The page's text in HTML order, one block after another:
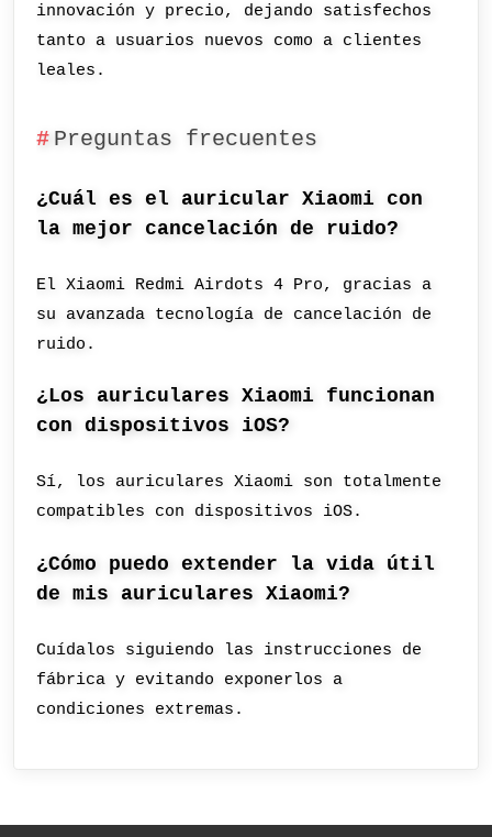
innovación y precio, dejando satisfechos
tanto a usuarios nuevos como a clientes
leales.
Preguntas frecuentes
¿Cuál es el auricular Xiaomi con
la mejor cancelación de ruido?
El Xiaomi Redmi Airdots 4 Pro, gracias a
su avanzada tecnología de cancelación de
ruido.
¿Los auriculares Xiaomi funcionan
con dispositivos iOS?
Sí, los auriculares Xiaomi son totalmente
compatibles con dispositivos iOS.
¿Cómo puedo extender la vida útil
de mis auriculares Xiaomi?
Cuídalos siguiendo las instrucciones de
fábrica y evitando exponerlos a
condiciones extremas.